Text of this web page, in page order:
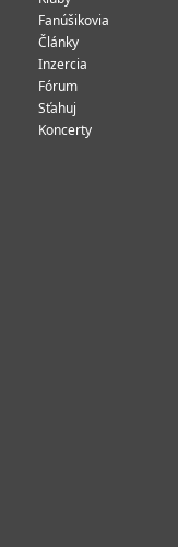
Fanúšikovia
Články
Inzercia
Fórum
Sťahuj
Koncerty